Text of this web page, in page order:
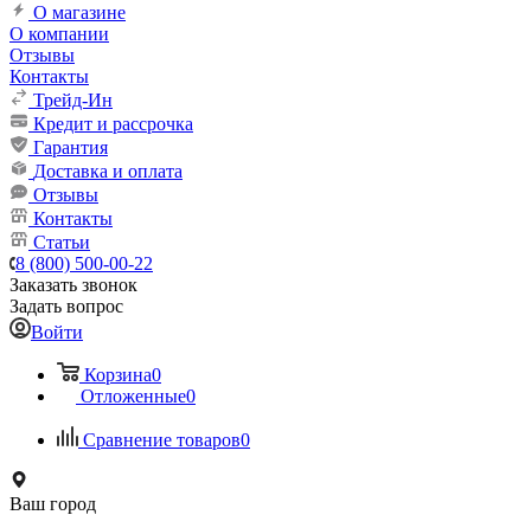
О магазине
О компании
Отзывы
Контакты
Трейд-Ин
Кредит и рассрочка
Гарантия
Доставка и оплата
Отзывы
Контакты
Статьи
8 (800) 500-00-22
Заказать звонок
Задать вопрос
Войти
Корзина0
Отложенные0
Сравнение товаров0
Ваш город